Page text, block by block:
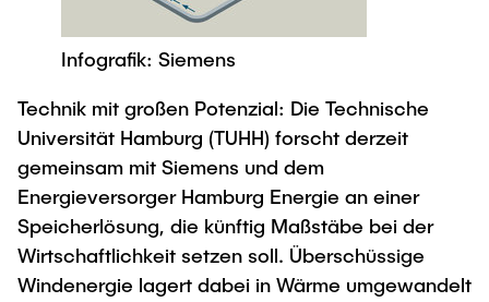
Press Release
University magazine spektrum
Events
Merchandise-Shop
Working at TU Hamburg
Advice and contact
New@tuhh
study organization
AI in Education
After Graduation
Alumni
UNU HUB "Engineering to Face Climate
Change"
Research Funding
Early Career Research Support
Good Scientific Practice
Future Lectures
Process Engineering
Study programs
Technology and Innovation in Education
News
Study programs
Research and Institutes
Exchange students
Intercultural Hub
International Scholars & Guests
Partnerships and Strategy
Study Exchange Partnerships
How to establish partnerships
Strategy
Infografik: Siemens
Technik mit großen Potenzial: Die Technische
Universität Hamburg (TUHH) forscht derzeit
gemeinsam mit Siemens und dem
Energieversorger Hamburg Energie an einer
Speicherlösung, die künftig Maßstäbe bei der
Wirtschaftlichkeit setzen soll. Überschüssige
Windenergie lagert dabei in Wärme umgewandelt